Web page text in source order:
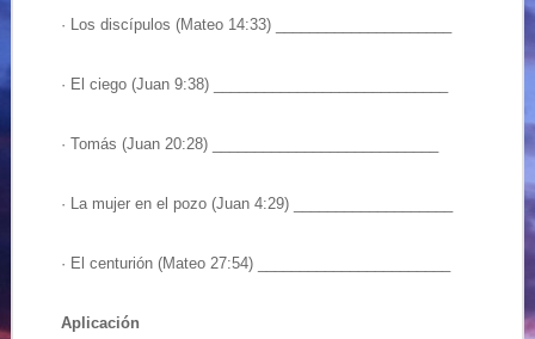
· Los discípulos (Mateo 14:33) _____________________
· El ciego (Juan 9:38) ____________________________
· Tomás (Juan 20:28) ___________________________
· La mujer en el pozo (Juan 4:29) ___________________
· El centurión (Mateo 27:54) _______________________
Aplicación